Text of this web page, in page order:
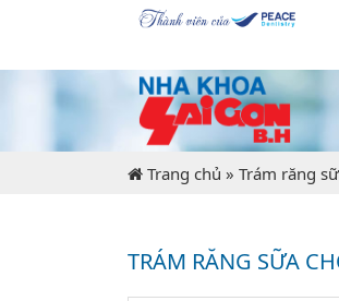
Trang chủ » Trám răng
TRÁM RĂNG SỮA